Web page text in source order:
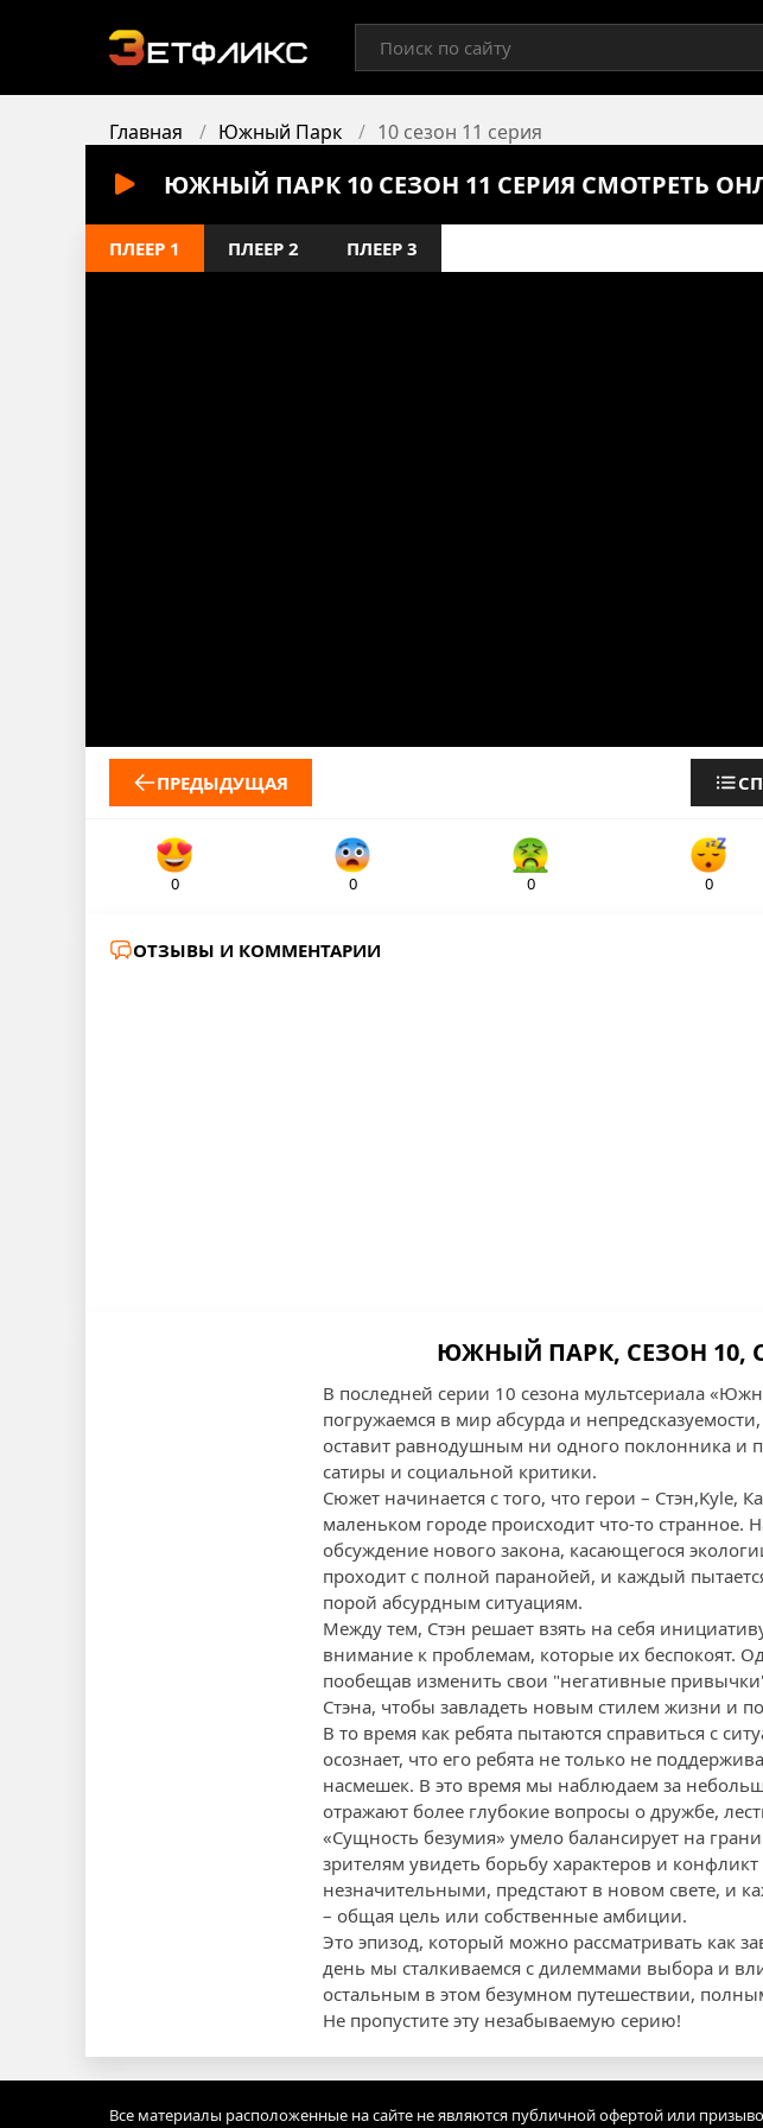
Главная Южный Парк 10 сезон 11 серия
ЮЖНЫЙ ПАРК 10 СЕЗОН 11 СЕРИЯ СМОТРЕТЬ
ПЛЕЕР 1 ПЛЕЕР 2 ПЛЕЕР 3
ПРЕДЫДУЩАЯ
0 0 0 0
ОТЗЫВЫ И КОММЕНТАРИИ
ЮЖНЫЙ ПАРК, СЕЗОН 10,
В последней серии 10 сезона мультсериала
погружаемся в мир абсурда и
оставит равнодушным ни одного поклонника и
сатиры и социальной критики.
Сюжет начинается с того, что герои – Стэн,Kyle,
маленьком городе происходит что-то
обсуждение нового закона, касающегося
проходит с полной паранойей, и каждый
порой абсурдным ситуациям.
Между тем, Стэн решает взять на себя
внимание к проблемам, которые их беспокоят.
пообещав изменить свои "негативные
Стэна, чтобы завладеть новым стилем жизни и
В то время как ребята пытаются справиться с
осознает, что его ребята не только не
насмешек. В это время мы наблюдаем за
отражают более глубокие вопросы о дружбе,
«Сущность безумия» умело балансирует на
зрителям увидеть борьбу характеров и
незначительными, предстают в новом свете, и
– общая цель или собственные амбиции.
Это эпизод, который можно рассматривать как
день мы сталкиваемся с дилеммами выбора и
остальным в этом безумном путешествии,
Не пропустите эту незабываемую серию!
Все материалы расположенные на сайте не являются публичной офертой или